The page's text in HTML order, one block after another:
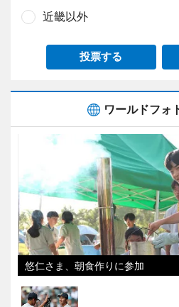
近畿以外
投票する
ワールドフォ
悠仁さま、朝食作りに参加